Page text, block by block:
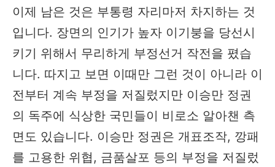
이제 남은 것은 부통령 자리마저 차지하는 것
입니다. 장면의 인기가 높자 이기붕을 당선시
키기 위해서 무리하게 부정선거 작전을 폈습
니다. 따지고 보면 이때만 그런 것이 아니라 이
전부터 계속 부정을 저질렀지만 이승만 정권
의 독주에 식상한 국민들이 비로소 알아챈 측
면도 있습니다. 이승만 정권은 개표조작, 깡패
를 고용한 위협, 금품살포 등의 부정을 저질렀